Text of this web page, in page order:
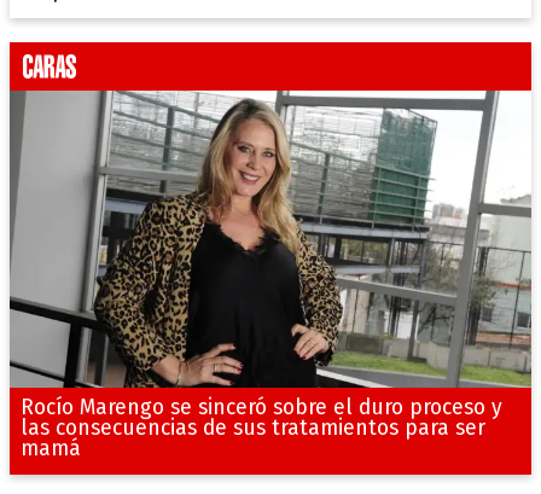
Rocío Marengo se sinceró sobre el duro proceso y
las consecuencias de sus tratamientos para ser
mamá